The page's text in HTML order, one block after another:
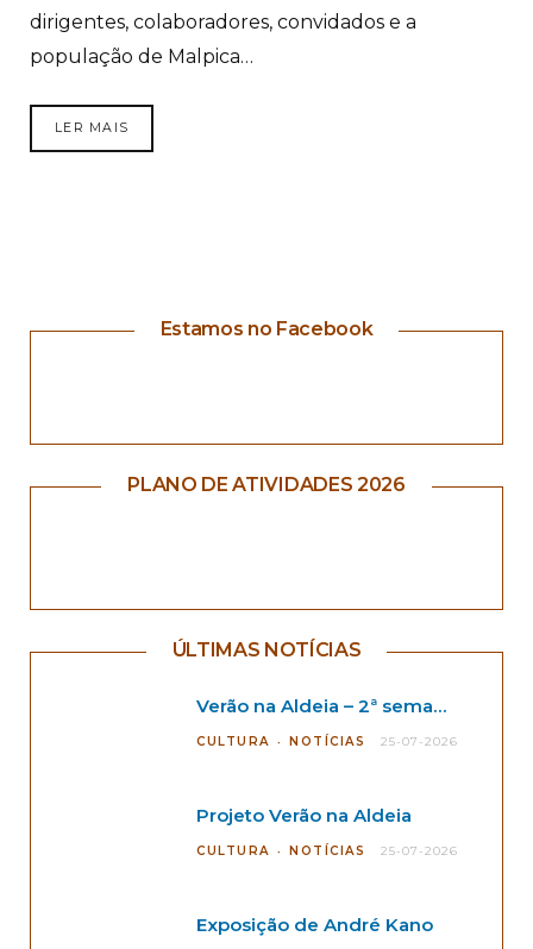
dirigentes, colaboradores, convidados e a
população de Malpica…
LER MAIS
Estamos no Facebook
PLANO DE ATIVIDADES 2026
ÚLTIMAS NOTÍCIAS
Verão na Aldeia – 2ª semana
CULTURA NOTÍCIAS 25-07-2026
Projeto Verão na Aldeia
CULTURA NOTÍCIAS 25-07-2026
Exposição de André Kano